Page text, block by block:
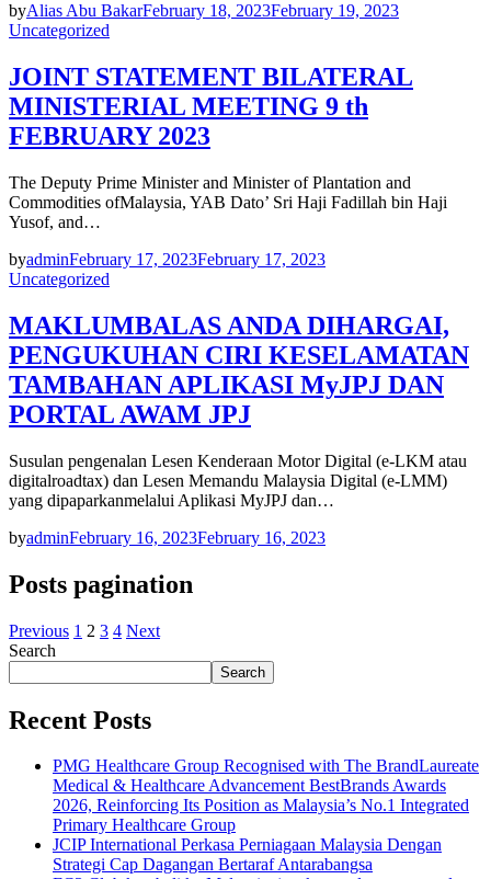
byAlias Abu BakarFebruary 18, 2023February 19, 2023
Uncategorized
JOINT STATEMENT BILATERAL
MINISTERIAL MEETING 9 th
FEBRUARY 2023
The Deputy Prime Minister and Minister of Plantation and
Commodities ofMalaysia, YAB Dato’ Sri Haji Fadillah bin Haji
Yusof, and…
byadminFebruary 17, 2023February 17, 2023
Uncategorized
MAKLUMBALAS ANDA DIHARGAI,
PENGUKUHAN CIRI KESELAMATAN
TAMBAHAN APLIKASI MyJPJ DAN
PORTAL AWAM JPJ
Susulan pengenalan Lesen Kenderaan Motor Digital (e-LKM atau
digitalroadtax) dan Lesen Memandu Malaysia Digital (e-LMM)
yang dipaparkanmelalui Aplikasi MyJPJ dan…
byadminFebruary 16, 2023February 16, 2023
Posts pagination
Previous 1 2 3 4 Next
Search
Search
Recent Posts
PMG Healthcare Group Recognised with The BrandLaureate
Medical & Healthcare Advancement BestBrands Awards
2026, Reinforcing Its Position as Malaysia’s No.1 Integrated
Primary Healthcare Group
JCIP International Perkasa Perniagaan Malaysia Dengan
Strategi Cap Dagangan Bertaraf Antarabangsa